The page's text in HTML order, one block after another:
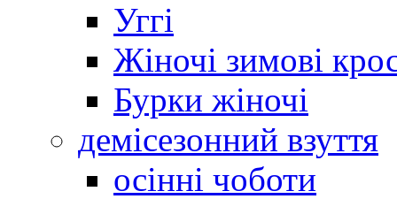
Уггі
Жіночі зимові
Бурки жіночі
демісезонний взуття
осінні чоботи